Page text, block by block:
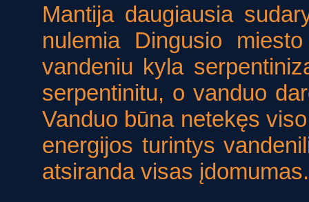
Mantija daugiausia
nulemia Dingusio
vandeniu kyla
serpentinitu, o vanduo
Vanduo būna netekęs
energijos turintys
atsiranda visas įdomumas.